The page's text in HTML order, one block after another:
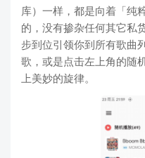
库）一样，都是向着「纯
的，没有掺杂任何其它私
步到位引领你到所有歌曲
歌，或是点击左上角的随
上美妙的旋律。